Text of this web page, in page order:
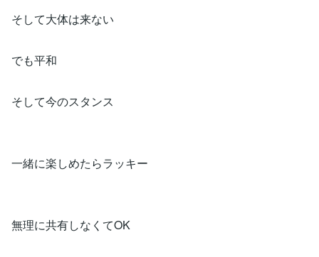
そして大体は来ない
でも平和
そして今のスタンス
一緒に楽しめたらラッキー
無理に共有しなくてOK